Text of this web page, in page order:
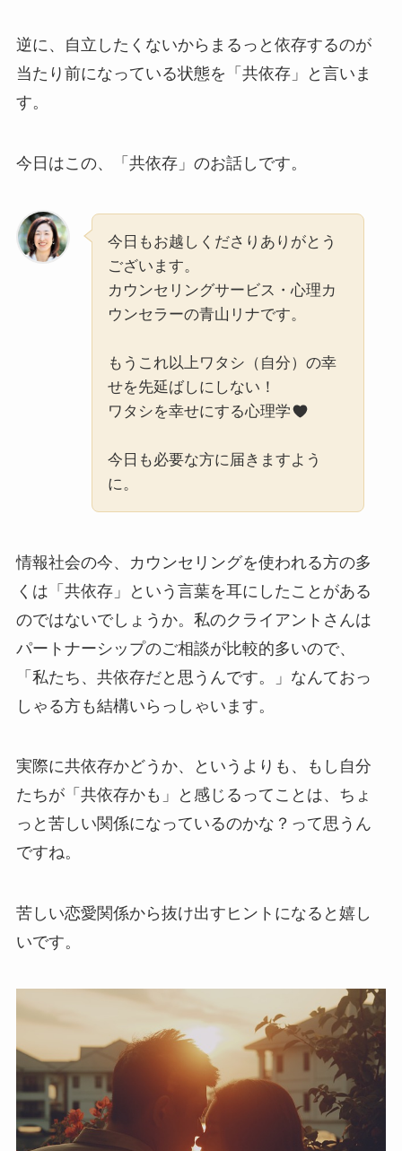
逆に、自立したくないからまるっと依存するのが
当たり前になっている状態を「共依存」と言いま
す。
今日はこの、「共依存」のお話しです。
今日もお越しくださりありがとう
ございます。
カウンセリングサービス・心理カ
ウンセラーの青山リナです。
もうこれ以上ワタシ（自分）の幸
せを先延ばしにしない！
ワタシを幸せにする心理学
今日も必要な方に届きますよう
に。
情報社会の今、カウンセリングを使われる方の多
くは「共依存」という言葉を耳にしたことがある
のではないでしょうか。私のクライアントさんは
パートナーシップのご相談が比較的多いので、
「私たち、共依存だと思うんです。」なんておっ
しゃる方も結構いらっしゃいます。
実際に共依存かどうか、というよりも、もし自分
たちが「共依存かも」と感じるってことは、ちょ
っと苦しい関係になっているのかな？って思うん
ですね。
苦しい恋愛関係から抜け出すヒントになると嬉し
いです。